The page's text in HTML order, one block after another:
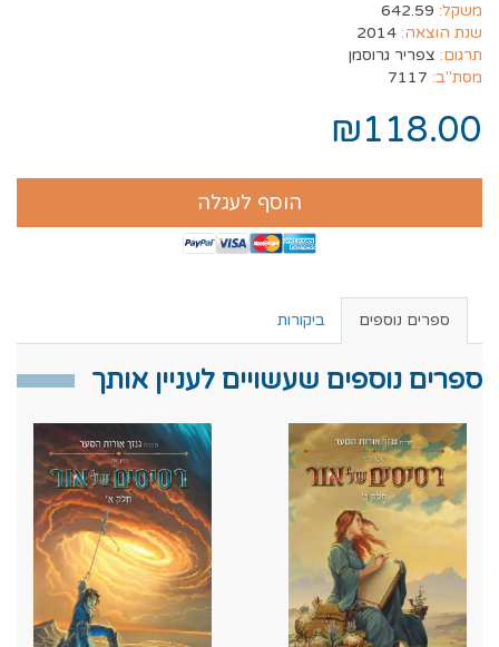
משקל: 642.59
שנת הוצאה: 2014
תרגום: צפריר גרוסמן
מסת"ב: 7117
₪118.00
הוסף לעגלה
ספרים נוספים ביקורות
ספרים נוספים שעשויים לעניין אותך